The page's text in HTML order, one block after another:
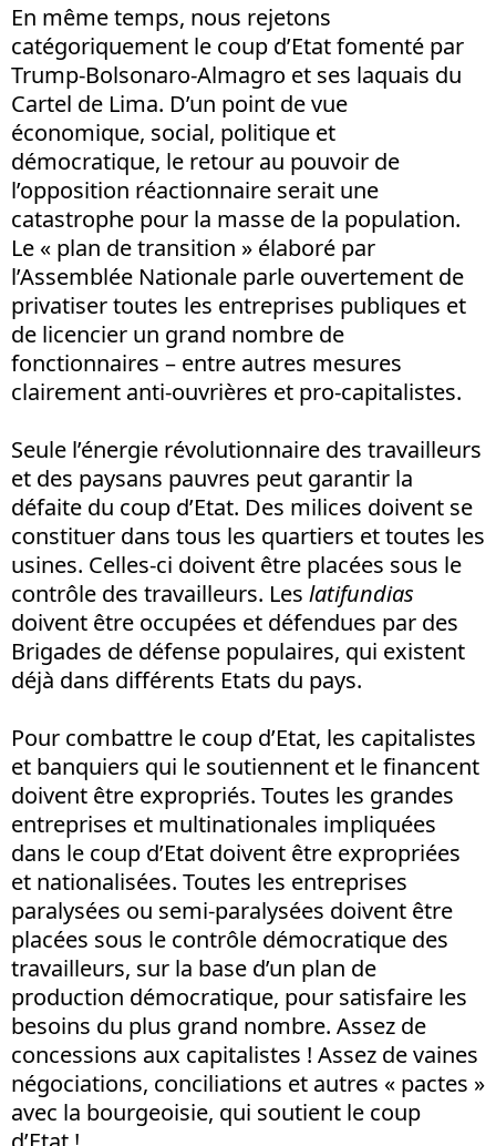
En même temps, nous rejetons
catégoriquement le coup d’Etat fomenté par
Trump-Bolsonaro-Almagro et ses laquais du
Cartel de Lima. D’un point de vue
économique, social, politique et
démocratique, le retour au pouvoir de
l’opposition réactionnaire serait une
catastrophe pour la masse de la population.
Le « plan de transition » élaboré par
l’Assemblée Nationale parle ouvertement de
privatiser toutes les entreprises publiques et
de licencier un grand nombre de
fonctionnaires – entre autres mesures
clairement anti-ouvrières et pro-capitalistes.
Seule l’énergie révolutionnaire des travailleurs
et des paysans pauvres peut garantir la
défaite du coup d’Etat. Des milices doivent se
constituer dans tous les quartiers et toutes les
usines. Celles-ci doivent être placées sous le
contrôle des travailleurs. Les latifundias
doivent être occupées et défendues par des
Brigades de défense populaires, qui existent
déjà dans différents Etats du pays.
Pour combattre le coup d’Etat, les capitalistes
et banquiers qui le soutiennent et le financent
doivent être expropriés. Toutes les grandes
entreprises et multinationales impliquées
dans le coup d’Etat doivent être expropriées
et nationalisées. Toutes les entreprises
paralysées ou semi-paralysées doivent être
placées sous le contrôle démocratique des
travailleurs, sur la base d’un plan de
production démocratique, pour satisfaire les
besoins du plus grand nombre. Assez de
concessions aux capitalistes ! Assez de vaines
négociations, conciliations et autres « pactes »
avec la bourgeoisie, qui soutient le coup